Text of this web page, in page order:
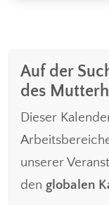
Auf der
des
Dieser
unserer
den globalen